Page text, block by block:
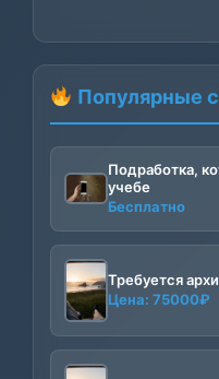
Популярные
Подработка,
учебе
Бесплатно
Требуется
Цена: 75000₽